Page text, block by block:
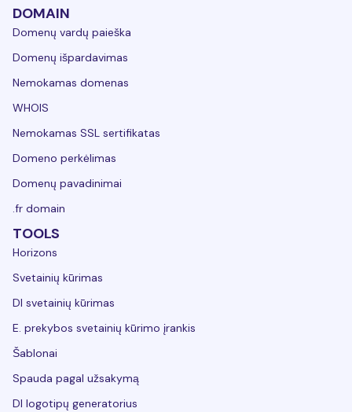
DOMAIN
Domenų vardų paieška
Domenų išpardavimas
Nemokamas domenas
WHOIS
Nemokamas SSL sertifikatas
Domeno perkėlimas
Domenų pavadinimai
.fr domain
TOOLS
Horizons
Svetainių kūrimas
DI svetainių kūrimas
E. prekybos svetainių kūrimo įrankis
Šablonai
Spauda pagal užsakymą
DI logotipų generatorius